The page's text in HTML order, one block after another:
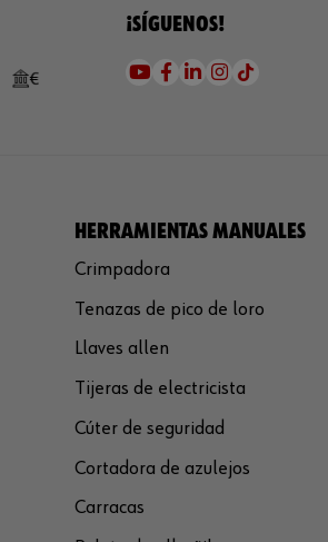
¡SÍGUENOS!
HERRAMIENTAS MANUALES
Crimpadora
Tenazas de pico de loro
Llaves allen
Tijeras de electricista
Cúter de seguridad
Cortadora de azulejos
Carracas